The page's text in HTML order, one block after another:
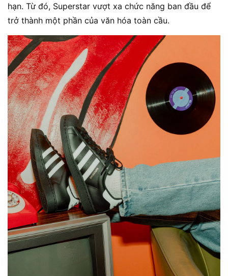
hạn. Từ đó, Superstar vượt xa chức năng ban đầu để
trở thành một phần của văn hóa toàn cầu.